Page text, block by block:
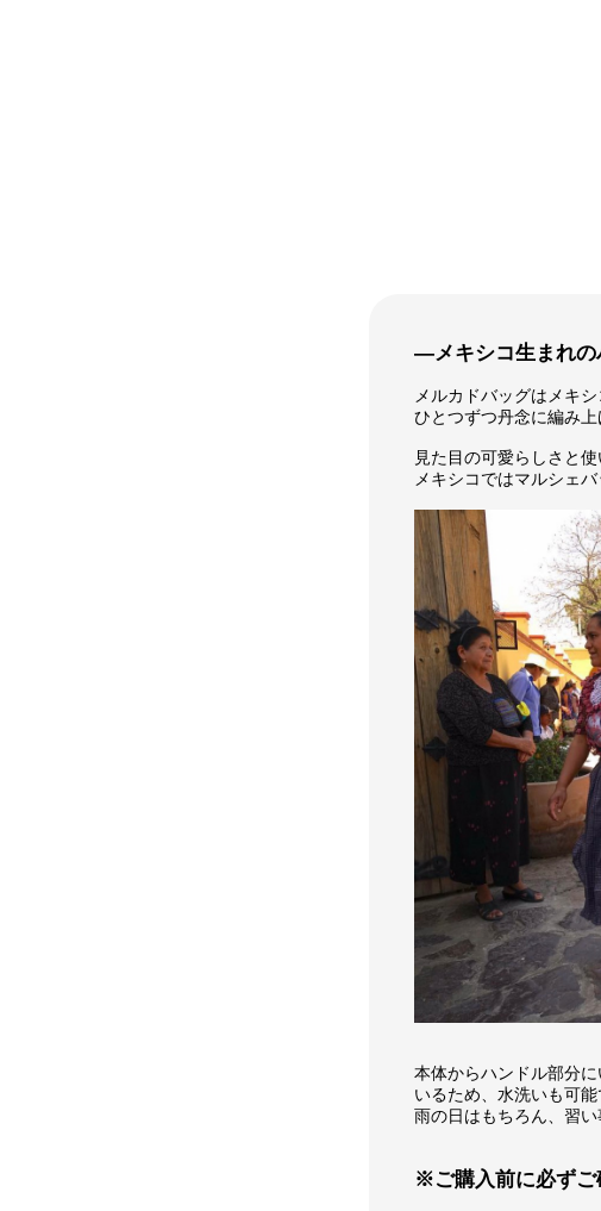
―メキシコ生まれ
メルカドバッグはメキ
ひとつずつ丹念に編み
見た目の可愛らしさと
メキシコではマルシェ
本体からハンドル部分
いるため、水洗いも可能
雨の日はもちろん、習
※ご購入前に必ず